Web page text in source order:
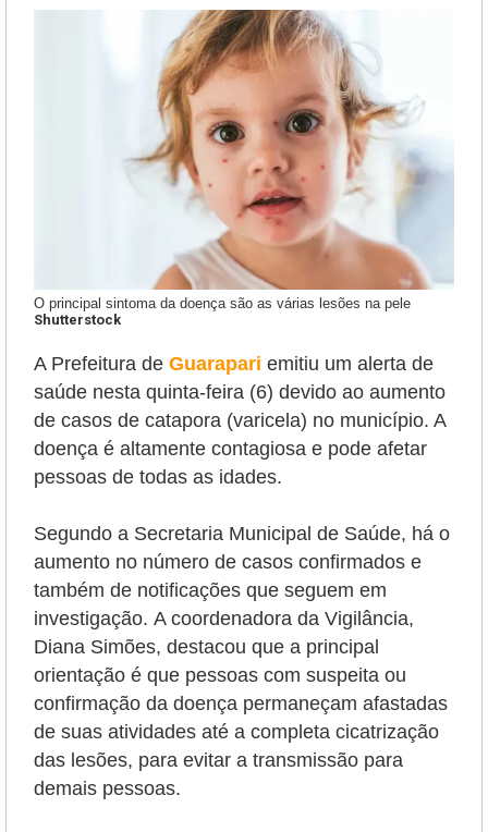
O principal sintoma da doença são as várias lesões na pele
Shutterstock
A Prefeitura de Guarapari emitiu um alerta de
saúde nesta quinta-feira (6) devido ao aumento
de casos de catapora (varicela) no município. A
doença é altamente contagiosa e pode afetar
pessoas de todas as idades.
Segundo a Secretaria Municipal de Saúde, há o
aumento no número de casos confirmados e
também de notificações que seguem em
investigação. A coordenadora da Vigilância,
Diana Simões, destacou que a principal
orientação é que pessoas com suspeita ou
confirmação da doença permaneçam afastadas
de suas atividades até a completa cicatrização
das lesões, para evitar a transmissão para
demais pessoas.